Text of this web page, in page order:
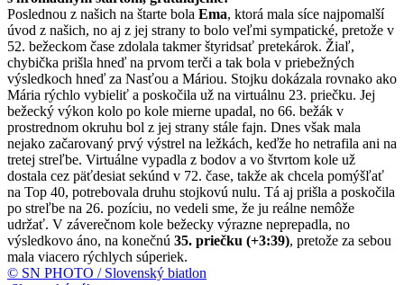
Poslednou z našich na štarte bola Ema, ktorá mala síce najpomalší
úvod z našich, no aj z jej strany to bolo veľmi sympatické, pretože v
52. bežeckom čase zdolala takmer štyridsať pretekárok. Žiaľ,
chybička prišla hneď na prvom terči a tak bola v priebežných
výsledkoch hneď za Nasťou a Máriou. Stojku dokázala rovnako ako
Mária rýchlo vybieliť a poskočila už na virtuálnu 23. priečku. Jej
bežecký výkon kolo po kole mierne upadal, no 66. bežák v
prostrednom okruhu bol z jej strany stále fajn. Dnes však mala
nejako začarovaný prvý výstrel na ležkách, keďže ho netrafila ani na
tretej streľbe. Virtuálne vypadla z bodov a vo štvrtom kole už
dostala cez päťdesiat sekúnd v 72. čase, takže ak chcela pomýšľať
na Top 40, potrebovala druhu stojkovú nulu. Tá aj prišla a poskočila
po streľbe na 26. pozíciu, no vedeli sme, že ju reálne nemôže
udržať. V záverečnom kole bežecky výrazne neprepadla, no
výsledkovo áno, na konečnú 35. priečku (+3:39), pretože za sebou
mala viacero rýchlych súperiek.
© SN PHOTO / Slovenský biatlon